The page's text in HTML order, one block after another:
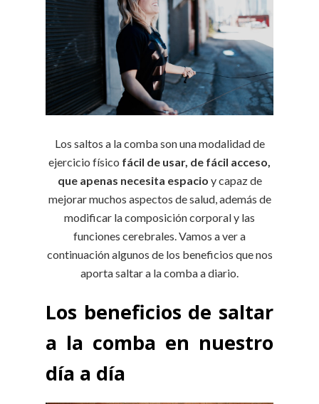
Los saltos a la comba son una modalidad de
ejercicio físico fácil de usar, de fácil acceso,
que apenas necesita espacio y capaz de
mejorar muchos aspectos de salud, además de
modificar la composición corporal y las
funciones cerebrales. Vamos a ver a
continuación algunos de los beneficios que nos
aporta saltar a la comba a diario.
Los beneficios de saltar
a la comba en nuestro
día a día